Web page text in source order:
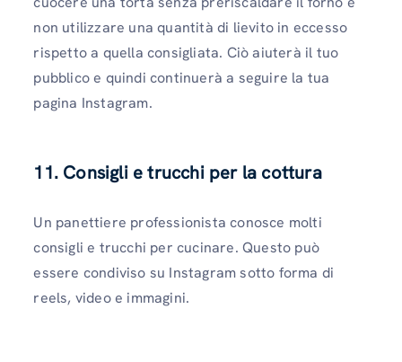
non utilizzare una quantità di lievito in eccesso
rispetto a quella consigliata. Ciò aiuterà il tuo
pubblico e quindi continuerà a seguire la tua
pagina Instagram.
11. Consigli e trucchi per la cottura
Un panettiere professionista conosce molti
consigli e trucchi per cucinare. Questo può
essere condiviso su Instagram sotto forma di
reels, video e immagini.